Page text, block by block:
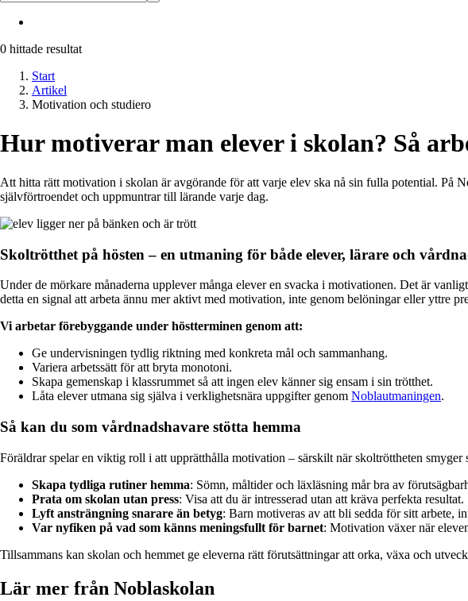
0 hittade resultat
Start
Artikel
Motivation och studiero
Hur motiverar man elever i skolan? Så
Att hitta rätt motivation i skolan är avgörande för att varje elev ska nå sin fulla potential. På
självförtroendet och uppmuntrar till lärande varje dag.
Skoltrötthet på hösten – en utmaning för både elever, lärare och
Under de mörkare månaderna upplever många elever en svacka i motivationen. Det är
detta en signal att arbeta ännu mer aktivt med motivation, inte genom belöningar eller yttre
Vi arbetar förebyggande under höstterminen genom att:
Ge undervisningen tydlig riktning med konkreta mål och sammanhang.
Variera arbetssätt för att bryta monotoni.
Skapa gemenskap i klassrummet så att ingen elev känner sig ensam i sin trötthet.
Låta elever utmana sig själva i verklighetsnära uppgifter genom Noblautmaningen.
Så kan du som vårdnadshavare stötta hemma
Föräldrar spelar en viktig roll i att upprätthålla motivation – särskilt när skoltröttheten smyger
Skapa tydliga rutiner hemma: Sömn, måltider och läxläsning mår bra av
Prata om skolan utan press: Visa att du är intresserad utan att kräva perfekta resultat.
Lyft ansträngning snarare än betyg: Barn motiveras av att bli sedda för sitt arbete,
Var nyfiken på vad som känns meningsfullt för barnet: Motivation växer när
Tillsammans kan skolan och hemmet ge eleverna rätt förutsättningar att orka, växa och
Lär mer från Noblaskolan